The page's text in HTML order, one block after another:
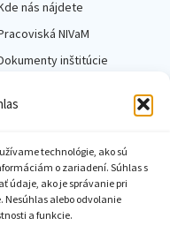
technológie, ako sú
o zariadení. Súhlas s
údaje, ako je správanie pri
Nesúhlas alebo odvolanie
a funkcie.
nás nájdete
NIVaM
inštitúcie